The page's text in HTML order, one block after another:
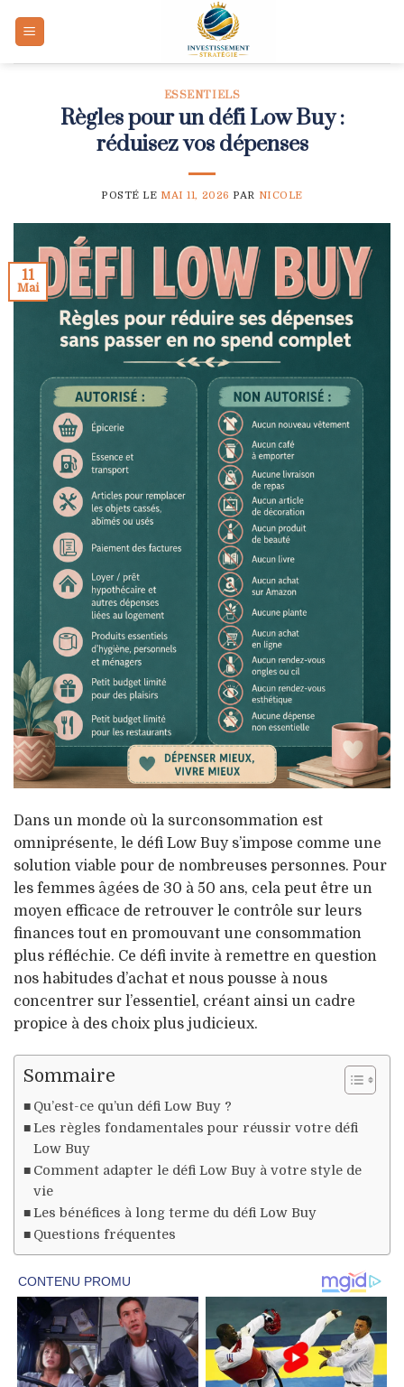
ESSENTIELS
Règles pour un défi Low Buy :
réduisez vos dépenses
POSTÉ LE MAI 11, 2026 PAR NICOLE
11
Mai
Dans un monde où la surconsommation est
omniprésente, le défi Low Buy s’impose comme une
solution viable pour de nombreuses personnes. Pour
les femmes âgées de 30 à 50 ans, cela peut être un
moyen efficace de retrouver le contrôle sur leurs
finances tout en promouvant une consommation
plus réfléchie. Ce défi invite à remettre en question
nos habitudes d’achat et nous pousse à nous
concentrer sur l’essentiel, créant ainsi un cadre
propice à des choix plus judicieux.
Sommaire
Qu’est-ce qu’un défi Low Buy ?
Les règles fondamentales pour réussir votre défi
Low Buy
Comment adapter le défi Low Buy à votre style de
vie
Les bénéfices à long terme du défi Low Buy
Questions fréquentes